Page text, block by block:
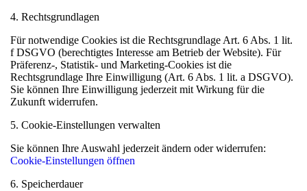
4. Rechtsgrundlagen
Fürnotwendige Cookies ist die Rechtsgrundlage Art. 6 Abs. 1 lit.
f DSGVO (berechtigtes Interesse am Betrieb der Website). Für
Präferenz-, Statistik- und Marketing-Cookies ist die
Rechtsgrundlage Ihre Einwilligung (Art. 6 Abs. 1 lit. a DSGVO).
Sie können Ihre Einwilligung jederzeit mit Wirkung für die
Zukunft widerrufen.
5. Cookie-Einstellungen verwalten
Sie können Ihre Auswahl jederzeit ändern oder widerrufen:
Cookie-Einstellungen öffnen
6. Speicherdauer